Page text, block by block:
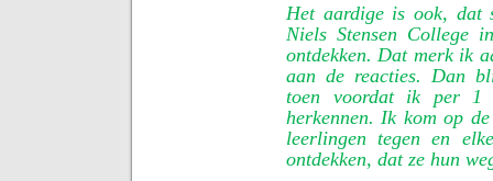
Het aardige is ook, dat
Niels Stensen College
ontdekken. Dat merk ik
aan de reacties. Dan
toen voordat ik per 1
herkennen. Ik kom op
leerlingen tegen en
ontdekken, dat ze hun